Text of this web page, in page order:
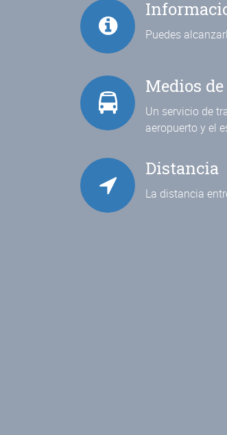
Puedes
Medios
Un servicio de
aeropuerto y el
Distancia
La distancia